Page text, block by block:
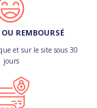
REMBOURSÉ
et sur le site sous 30
jours